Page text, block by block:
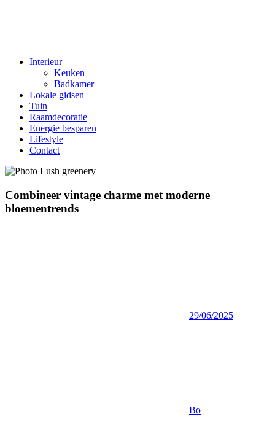
Interieur
Keuken
Badkamer
Lokale gidsen
Tuin
Raamdecoratie
Energie besparen
Lifestyle
Contact
Combineer vintage charme met moderne
bloementrends
29/06/2025
Bo